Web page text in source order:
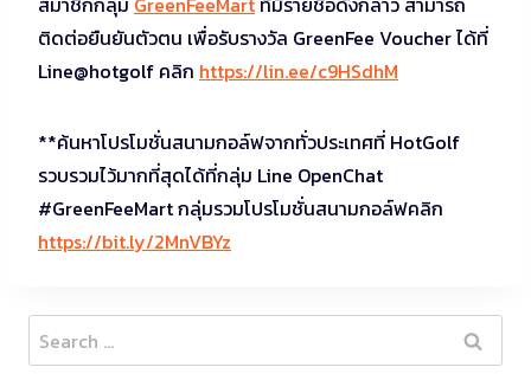
ติดต่อยืนยันตัวตน เพื่อรับรางวัล GreenFee Voucher ได้ที่
Line@hotgolf คลิก https://lin.ee/c9HSdhM
**ค้นหาโปรโมชั่นสนามกอล์ฟจากทั่วประเทศที่ HotGolf
รวบรวมไว้มากที่สุดได้ที่กลุ่ม Line OpenChat
#GreenFeeMart กลุ่มรวมโปรโมชั่นสนามกอล์ฟคลิก
https://bit.ly/2MnVBYz
Search
for: